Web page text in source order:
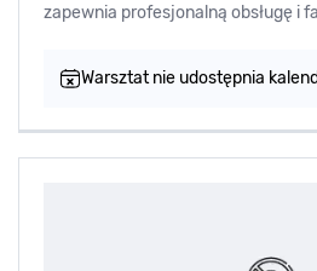
zapewnia profesjonalną obsługę i
Warsztat nie udostępnia